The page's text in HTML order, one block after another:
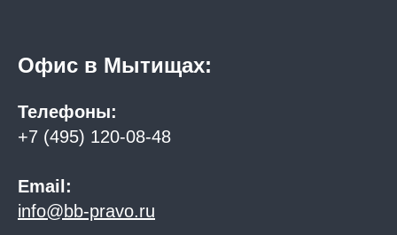
Офис в Мытищах:
Телефоны:
+7 (495) 120-08-48
Email:
info@bb-pravo.ru